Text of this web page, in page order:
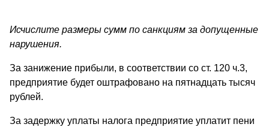
Исчислите размеры сумм по санкциям за допущенные
нарушения.
За занижение прибыли, в соответствии со ст. 120 ч.3,
предприятие будет оштрафовано на пятнадцать тысяч
рублей.
За задержку уплаты налога предприятие уплатит пени